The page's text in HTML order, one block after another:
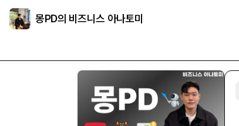
몽PD의 비즈니스 아나토미